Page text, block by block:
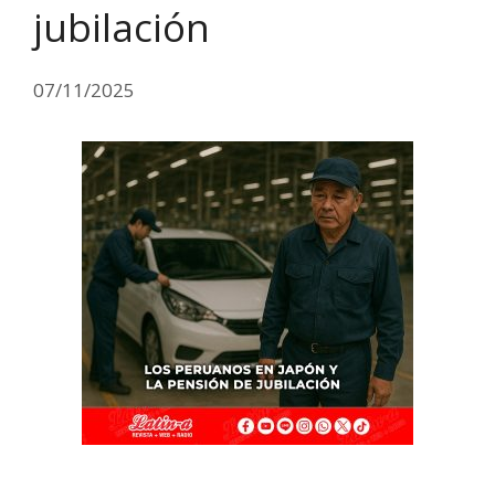
jubilación
07/11/2025